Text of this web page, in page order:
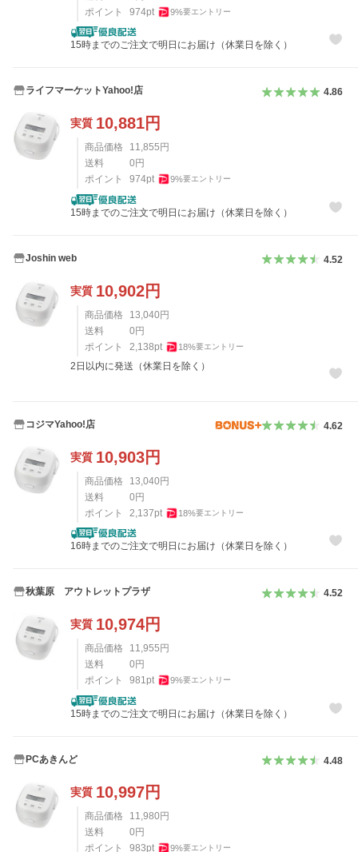
ポイント
974pt 9%要エントリー
15時までのご注文で明日にお届け（休業日を除く）
ライフマーケットYahoo!店 4.86
実質 10,881円
商品価格 11,855 円
送料
0 円
ポイント
974pt 9%要エントリー
15時までのご注文で明日にお届け（休業日を除く）
Joshin web 4.52
実質 10,902円
商品価格 13,040円
送料
0円
ポイント
2,138pt 18%要エントリー
2日以内に発送（休業日を除く）
コジマYahoo!店 4.62
実質 10,903円
商品価格 13,040円
送料
0円
ポイント
2,137pt 18%要エントリー
16時までのご注文で明日にお届け（休業日を除く）
秋葉原 アウトレットプラザ 4.52
実質 10,974円
商品価格 11,955 円
送料
0 円
ポイント
981pt 9%要エントリー
15時までのご注文で明日にお届け（休業日を除く）
PCあきんど 4.48
実質 10,997円
商品価格 11,980円
送料
0円
ポイント
983pt 9%要エントリー